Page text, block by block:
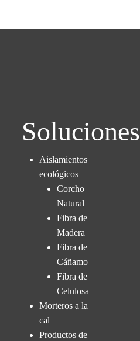
Soluciones
Aislamientos
ecológicos
Corcho
Natural
Fibra de
Madera
Fibra de
Cáñamo
Fibra de
Celulosa
Morteros a la
cal
Productos de